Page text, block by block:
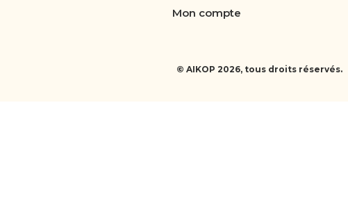
Mon compte
© AIKOP 2026, tous droits réservés.